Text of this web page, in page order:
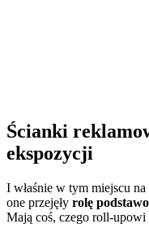
Ścianki
ekspozycji
I właśnie w tym miejscu na
one przejęły rolę
Mają coś, czego roll-